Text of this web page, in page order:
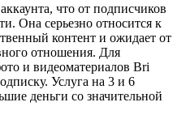
что от подписчиков
Она серьезно относится к
контент и ожидает от
отношения. Для
и видеоматериалов Bri
Услуга на 3 и 6
деньги со значительной